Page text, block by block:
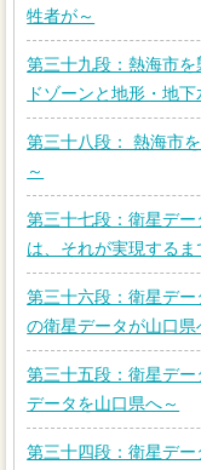
牲者が～
第三十九段：熱海市
ドゾーンと地形・地下
第三十八段： 熱海市
～
第三十七段：衛星デ
は、それが実現するま
第三十六段：衛星デ
の衛星データが山口県
第三十五段：衛星デ
データを山口県へ～
第三十四段：衛星デ